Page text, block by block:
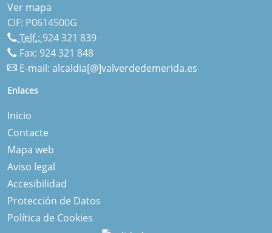
Ver mapa
CIF: P0614500G
Telf.: 924 321 839
Fax: 924 321 848
E-mail: alcaldia[@]valverdedemerida.es
Enlaces
Inicio
Contacte
Mapa web
Aviso legal
Accesibilidad
Protección de Datos
Política de Cookies